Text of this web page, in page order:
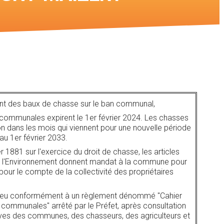
des baux de chasse sur le ban communal,
expirent le 1er février 2024. Les chasses
dans les mois qui viennent pour une nouvelle période
1er février 2033.
1881 sur l'exercice du droit de chasse, les articles
donnent mandat à la commune pour
le compte de la collectivité des propriétaires
conformément à un règlement dénommé "Cahier
arrêté par le Préfet, après consultation
des communes, des chasseurs, des agriculteurs et